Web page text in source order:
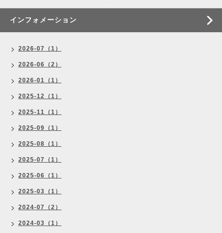
インフォメーション
2026-07（1）
2026-06（2）
2026-01（1）
2025-12（1）
2025-11（1）
2025-09（1）
2025-08（1）
2025-07（1）
2025-06（1）
2025-03（1）
2024-07（2）
2024-03（1）